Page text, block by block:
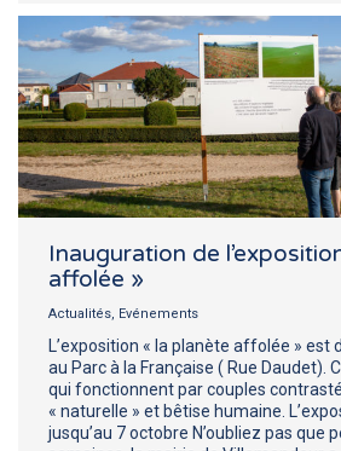
Inauguration de
affolée »
Actualités, Evénements
L’exposition « la planète affolée » est
au Parc à la Française ( Rue Daudet).
qui fonctionnent par couples
« naturelle » et bêtise humaine.
jusqu’au 7 octobre N’oubliez pas que